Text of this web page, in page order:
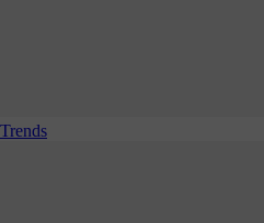
Trends